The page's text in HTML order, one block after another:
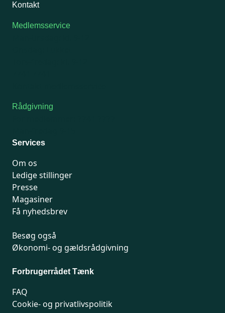
Kontakt
Medlemsservice
Rådgivning
Services
Om os
Ledige stillinger
Presse
Magasiner
Få nyhedsbrev
Besøg også
Økonomi- og gældsrådgivning
Forbrugerrådet Tænk
FAQ
Cookie- og privatlivspolitik